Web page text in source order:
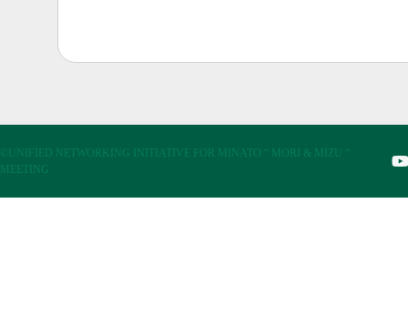
©UNIFIED NETWORKING INITIATIVE FOR MINATO “ MORI & MIZU “
MEETING